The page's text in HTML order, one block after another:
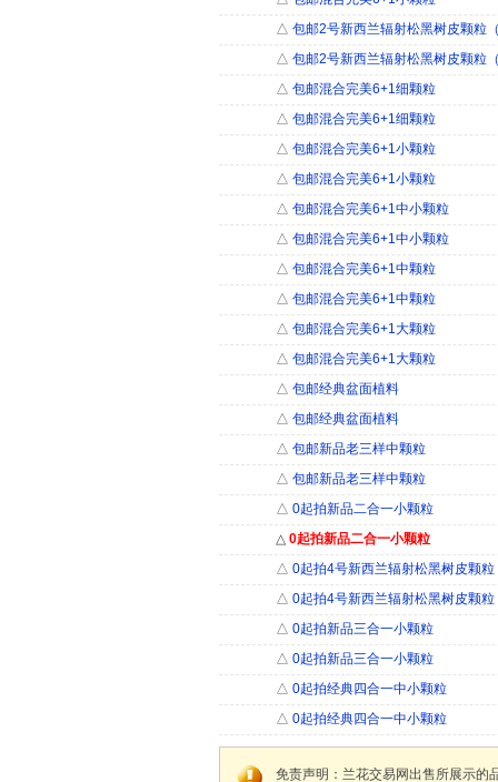
△ 包邮2号新西兰辐射松黑树皮颗粒
△ 包邮2号新西兰辐射松黑树皮颗粒
△ 包邮混合完美6+1细颗粒
△ 包邮混合完美6+1细颗粒
△ 包邮混合完美6+1小颗粒
△ 包邮混合完美6+1小颗粒
△ 包邮混合完美6+1中小颗粒
△ 包邮混合完美6+1中小颗粒
△ 包邮混合完美6+1中颗粒
△ 包邮混合完美6+1中颗粒
△ 包邮混合完美6+1大颗粒
△ 包邮混合完美6+1大颗粒
△ 包邮经典盆面植料
△ 包邮经典盆面植料
△ 包邮新品老三样中颗粒
△ 包邮新品老三样中颗粒
△ 0起拍新品二合一小颗粒
△ 0起拍新品二合一小颗粒
△ 0起拍4号新西兰辐射松黑树皮颗
△ 0起拍4号新西兰辐射松黑树皮颗
△ 0起拍新品三合一小颗粒
△ 0起拍新品三合一小颗粒
△ 0起拍经典四合一中小颗粒
△ 0起拍经典四合一中小颗粒
免责声明：兰花交易网出售所展示的